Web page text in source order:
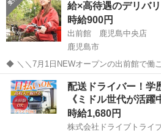
お寿司、...
給×高待遇のデリバ
時給900円
出前館 鹿児島中央店
鹿児島市
◆ ＼＼7月1日NEWオープンの出前館で働こう／／ ◆
たSTAFFが多く在籍しています!! 分から
にお教えします♪ ＼＼出来立ての美味しい料理をお客様に／／ ピザや
お寿司、...
鹿児島 鹿児島市 デリバリー ス
配送ドライバー！学
《ミドル世代が活
時給1,680円
株式会社ドライブトライ